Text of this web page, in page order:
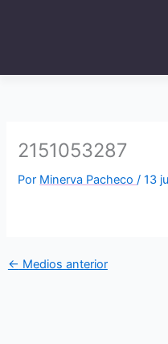
2151053287
Por Minerva Pacheco/13
← Medios anterior